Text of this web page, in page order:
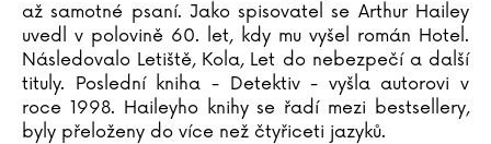
Richard Branson
Sara Brezzi
Otakar Brousek ml.
Marie Bruce
Christiane Brüning
až samotné psaní. Jako spisovatel se Arthur Hailey
uvedl v polovině 60. let, kdy mu vyšel román Hotel.
Následovalo Letiště, Kola, Let do nebezpečí a další
tituly. Poslední kniha - Detektiv - vyšla autorovi v
roce 1998. Haileyho knihy se řadí mezi bestsellery,
byly přeloženy do více než čtyřiceti jazyků.